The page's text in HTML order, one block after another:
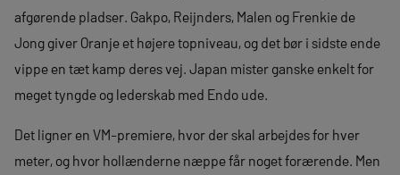
afgørende pladser. Gakpo, Reijnders, Malen og Frenkie de
Jong giver Oranje et højere topniveau, og det bør i sidste ende
vippe en tæt kamp deres vej. Japan mister ganske enkelt for
meget tyngde og lederskab med Endo ude.
Det ligner en VM-premiere, hvor der skal arbejdes for hver
meter, og hvor hollænderne næppe får noget forærende. Men